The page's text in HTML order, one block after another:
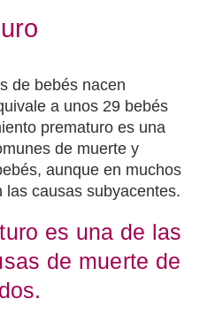
de bebés nacen
a unos 29 bebés
prematuro es una
de muerte y
aunque en muchos
las causas subyacentes.
es una de las
de muerte de